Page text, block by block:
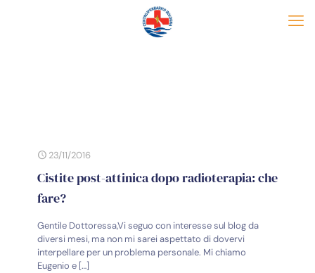
23/11/2016
Cistite post-attinica dopo radioterapia: che
fare?
Gentile Dottoressa,Vi seguo con interesse sul blog da
diversi mesi, ma non mi sarei aspettato di dovervi
interpellare per un problema personale. Mi chiamo
Eugenio e […]